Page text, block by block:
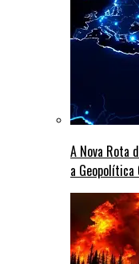
A Nova Rota
a Geopolítica